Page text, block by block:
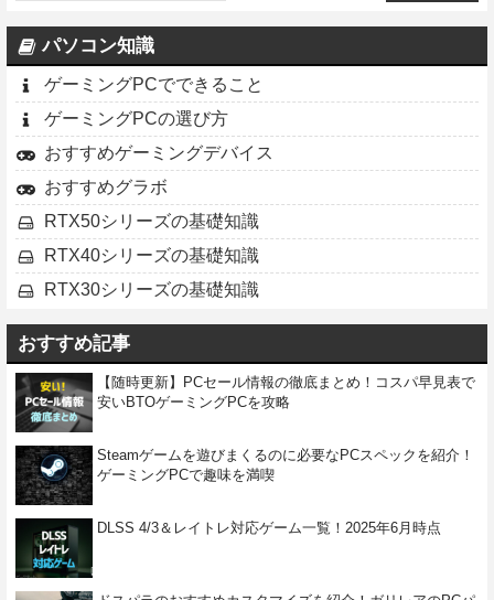
パソコン知識
ゲーミングPCでできること
ゲーミングPCの選び方
おすすめゲーミングデバイス
おすすめグラボ
RTX50シリーズの基礎知識
RTX40シリーズの基礎知識
RTX30シリーズの基礎知識
おすすめ記事
【随時更新】PCセール情報の徹底まとめ！コスパ早見表で
安いBTOゲーミングPCを攻略
Steamゲームを遊びまくるのに必要なPCスペックを紹介！
ゲーミングPCで趣味を満喫
DLSS 4/3＆レイトレ対応ゲーム一覧！2025年6月時点